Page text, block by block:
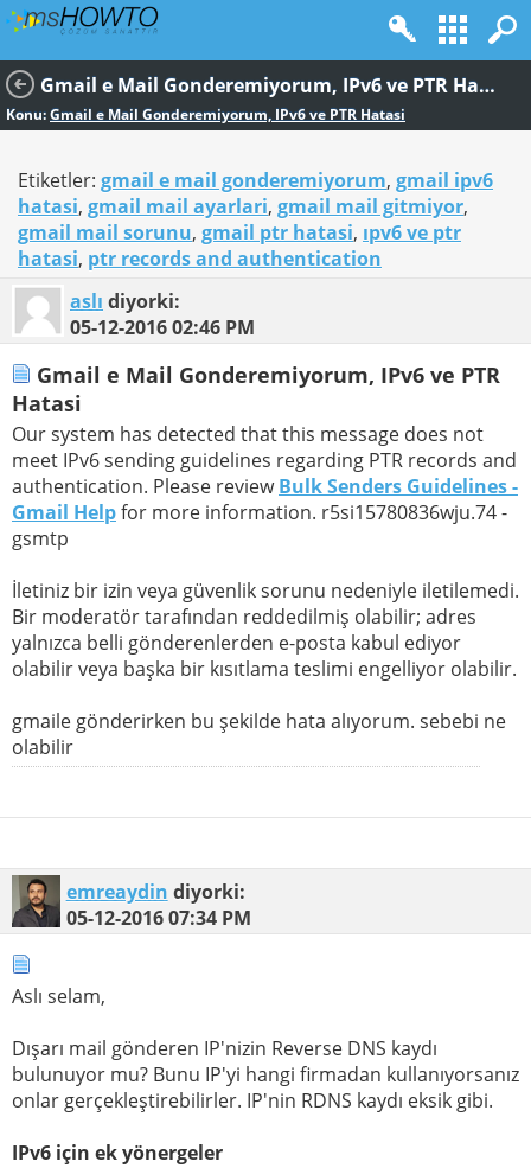
Gmail e Mail Gonderemiyorum, IPv6 ve PTR Hatasi
Konu:Gmail e Mail Gonderemiyorum, IPv6 ve PTR Hatasi
Etiketler: gmail e mail gonderemiyorum, gmail ipv6
hatasi, gmail mail ayarlari, gmail mail gitmiyor,
gmail mail sorunu, gmail ptr hatasi, ıpv6 ve ptr
hatasi, ptr records and authentication
aslı diyorki:
05-12-201602:46 PM
Gmail e Mail Gonderemiyorum, IPv6 ve PTR
Hatasi
Our system has detected that this message does not
meet IPv6 sending guidelines regarding PTR records and
authentication. Please reviewBulk Senders Guidelines -
Gmail Helpfor more information. r5si15780836wju.74 -
gsmtp
İletiniz bir izin veya güvenlik sorunu nedeniyle iletilemedi.
Bir moderatör tarafından reddedilmiş olabilir; adres
yalnızca belli gönderenlerden e-posta kabul ediyor
olabilir veya başka bir kısıtlama teslimi engelliyor olabilir.
gmaile gönderirken bu şekilde hata alıyorum. sebebi ne
olabilir
emreaydin diyorki:
05-12-201607:34 PM
Aslı selam,
Dışarı mail gönderen IP'nizin Reverse DNS kaydı
bulunuyor mu? Bunu IP'yi hangi firmadan kullanıyorsanız
onlar gerçekleştirebilirler. IP'nin RDNS kaydı eksik gibi.
IPv6 için ek yönergeler